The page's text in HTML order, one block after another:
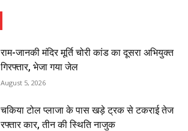
राम-जानकी मंदिर मूर्ति चोरी कांड का दूसरा अभियुक्त
गिरफ्तार, भेजा गया जेल
August 5, 2026
चकिया टोल प्लाजा के पास खड़े ट्रक से टकराई तेज
रफ्तार कार, तीन की स्थिति नाजुक